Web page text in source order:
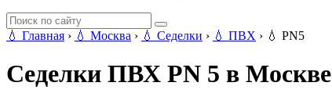
💧 Главная › 💧 Москва › 💧 Седелки › 💧 ПВХ › 💧 PN5
Седелки ПВХ PN 5 в Москве